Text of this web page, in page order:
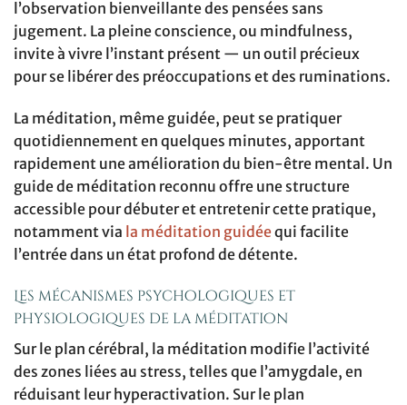
l’observation bienveillante des pensées sans
jugement. La pleine conscience, ou mindfulness,
invite à vivre l’instant présent — un outil précieux
pour se libérer des préoccupations et des ruminations.
La méditation, même guidée, peut se pratiquer
quotidiennement en quelques minutes, apportant
rapidement une amélioration du bien-être mental. Un
guide de méditation reconnu offre une structure
accessible pour débuter et entretenir cette pratique,
notamment via la méditation guidéequi facilite
l’entrée dans un état profond de détente.
Les mécanismes psychologiques et
physiologiques de la méditation
Sur le plan cérébral, la méditation modifie l’activité
des zones liées au stress, telles que l’amygdale, en
réduisant leur hyperactivation. Sur le plan